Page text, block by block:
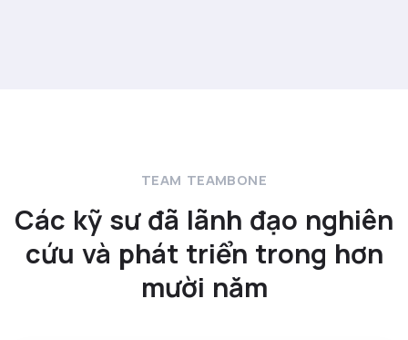
TEAM TEAMBONE
Các kỹ sư đã lãnh đạo nghiên
cứu và phát triển trong hơn
mười năm